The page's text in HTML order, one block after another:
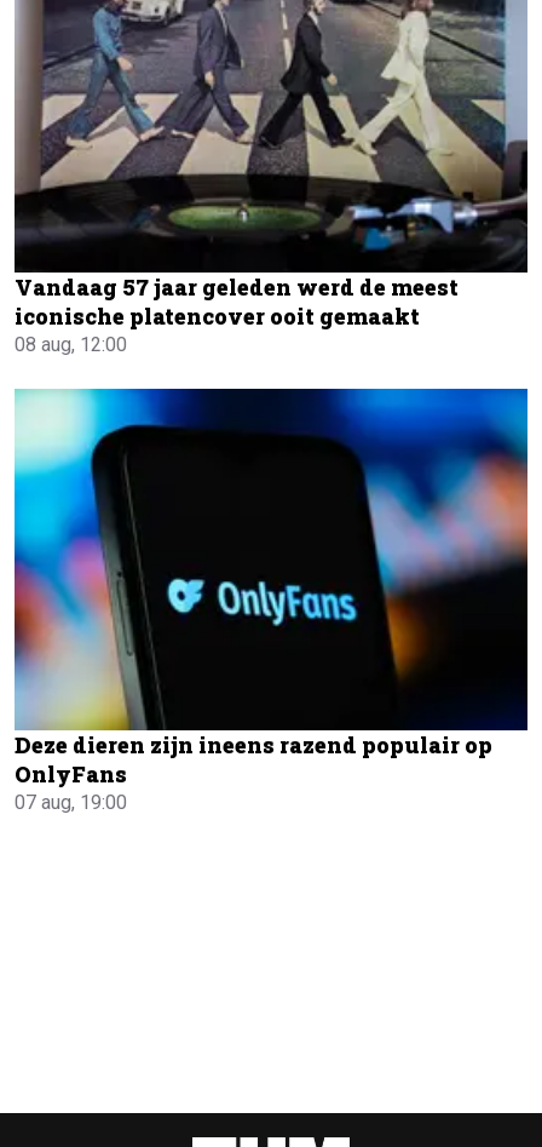
Vandaag 57 jaar geleden werd de meest
iconische platencover ooit gemaakt
08 aug, 12:00
Deze dieren zijn ineens razend populair op
OnlyFans
07 aug, 19:00